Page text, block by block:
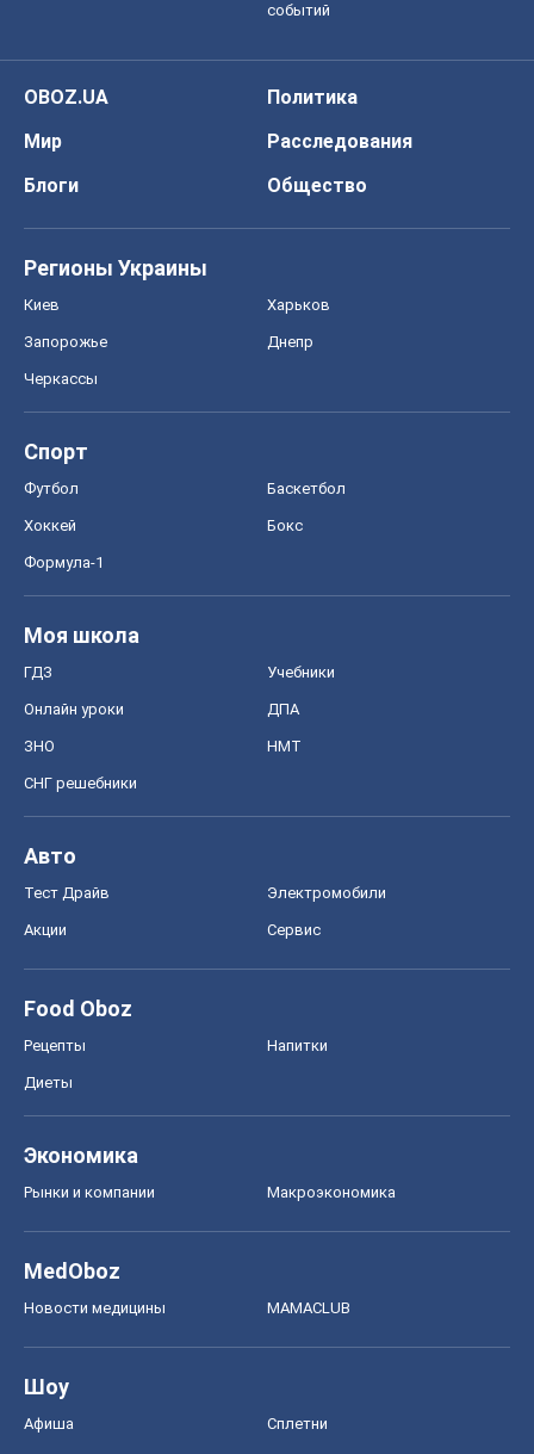
событий
OBOZ.UA
Политика
Мир
Расследования
Блоги
Общество
Регионы Украины
Киев Харьков
Запорожье Днепр
Черкассы
Спорт
Футбол Баскетбол
Хоккей Бокс
Формула-1
Моя школа
ГДЗ Учебники
Онлайн уроки ДПА
ЗНО НМТ
СНГ решебники
Авто
Тест Драйв Электромобили
Акции Сервис
Food Oboz
Рецепты Напитки
Диеты
Экономика
Рынки и компании Mакроэкономика
MedOboz
Новости медицины MAMACLUB
Шоу
Афиша Сплетни